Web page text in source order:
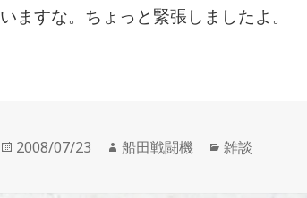
いますな。ちょっと緊張しましたよ。
投
2008/07/23
作
船田戦闘機
カ
雑談